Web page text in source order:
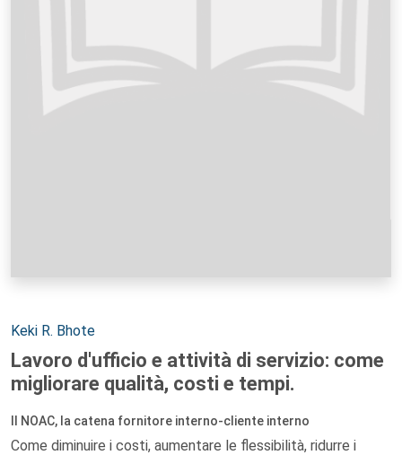
Autori:
Keki R. Bhote
Lavoro d'ufficio e attività di servizio: come
migliorare qualità, costi e tempi.
Il NOAC, la catena fornitore interno-cliente interno
Come diminuire i costi, aumentare le flessibilità, ridurre i